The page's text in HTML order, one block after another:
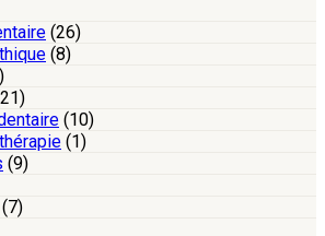
(26)
(8)
(10)
(1)
(9)
(7)